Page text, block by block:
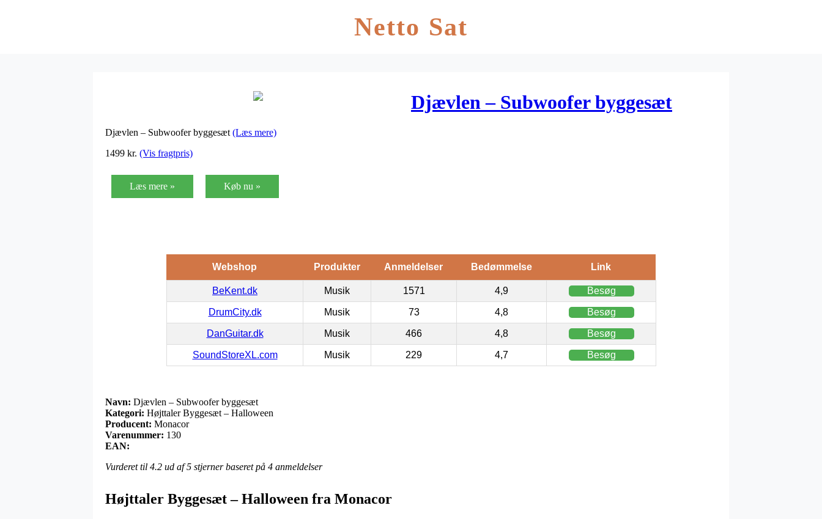
Netto Sat
Djævlen – Subwoofer byggesæt
Djævlen – Subwoofer byggesæt (Læs mere)
1499 kr. (Vis fragtpris)
Læs mere » Køb nu »
Webshop Produkter Anmeldelser Bedømmelse Link
BeKent.dk Musik 1571 4,9 Besøg
DrumCity.dk Musik 73 4,8 Besøg
DanGuitar.dk Musik 466 4,8 Besøg
SoundStoreXL.com Musik 229 4,7 Besøg
Navn: Djævlen – Subwoofer byggesæt
Kategori: Højttaler Byggesæt – Halloween
Producent: Monacor
Varenummer: 130
EAN:
Vurderet til 4.2 ud af 5 stjerner baseret på 4 anmeldelser
Højttaler Byggesæt – Halloween fra Monacor